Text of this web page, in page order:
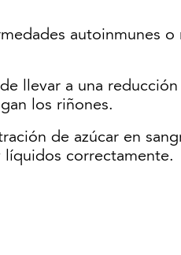
autoinmunes o
llevar a una reducción
los riñones.
de azúcar en
líquidos correctamente.